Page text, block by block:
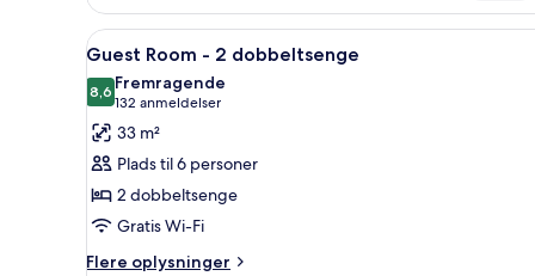
(with
sofa
bed)
Double
Beds
High
floor
(with
sofa
bed)
Indlæs
alle
billeder
af
Guest
Room
-
2
dobbeltsenge
Premium-sengetøj,
5
Guest Room - 2 dobbeltsenge
8,68,6 ud af 10
Fremragende
132 anmeldelser
(132
anmeldelser)
33 m²
Plads til 6 personer
2 dobbeltsenge
Gratis Wi-Fi
Flere oplysninger
Flere